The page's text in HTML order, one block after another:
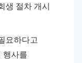
생 절차 개시
요하다고
행사를